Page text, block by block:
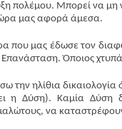
πολέμου. Μπορεί να
μας αφορά άμεσα.
που μας έδωσε τον
Επανάσταση. Όποιος
την ηλίθια δικαιολογία
η Δύση). Καμία Δύση
να